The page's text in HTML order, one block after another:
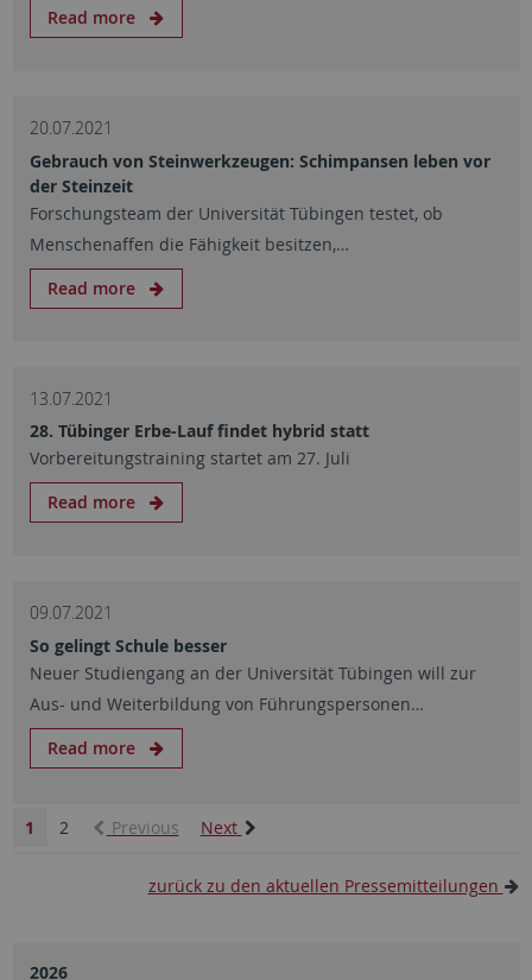
Read more
20.07.2021
Gebrauch von Steinwerkzeugen: Schimpansen leben vor
der Steinzeit
Forschungsteam der Universität Tübingen testet, ob
Menschenaffen die Fähigkeit besitzen,…
Read more
13.07.2021
28. Tübinger Erbe-Lauf findet hybrid statt
Vorbereitungstraining startet am 27. Juli
Read more
09.07.2021
So gelingt Schule besser
Neuer Studiengang an der Universität Tübingen will zur
Aus- und Weiterbildung von Führungspersonen…
Read more
Previous
1 2 Next
zurück zu den aktuellen Pressemitteilungen
2026